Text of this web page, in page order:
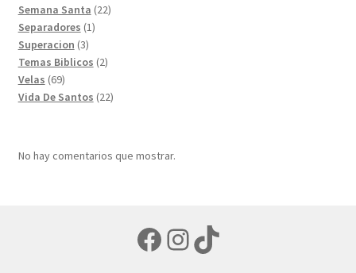
Semana Santa 2222
Separadores 11
Superacion 33
productos
Temas Biblicos 22
Velas 6969
productos
Vida De Santos 2222
No hay comentarios que mostrar.
Facebook
Instagram
TikTok